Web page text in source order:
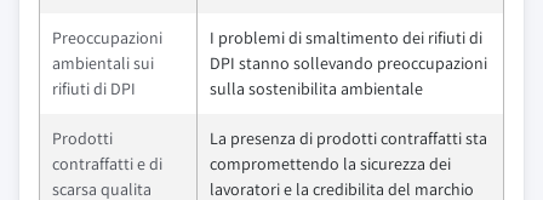
Preoccupazioni
ambientali sui
rifiuti di DPI
I problemi di smaltimento dei rifiuti di
DPI stanno sollevando preoccupazioni
sulla sostenibilita ambientale
Prodotti
contraffatti e di
scarsa qualita
La presenza di prodotti contraffatti sta
compromettendo la sicurezza dei
lavoratori e la credibilita del marchio